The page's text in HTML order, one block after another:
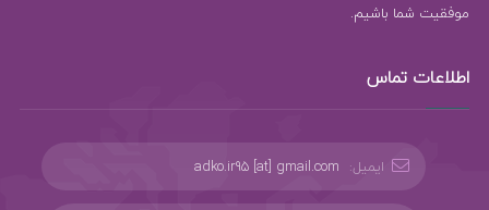
موفقیت شما باشیم.
اطلاعات تماس
ایمیل: adko.ir95 [at] gmail.com